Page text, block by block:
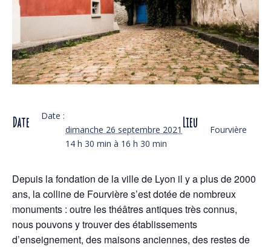
Date
Date :
dimanche 26 septembre 2021
14 h 30 min à 16 h 30 min
Lieu Fourvière
Depuis la fondation de la ville de Lyon il y a plus de 2000
ans, la colline de Fourvière s’est dotée de nombreux
monuments : outre les théâtres antiques très connus,
nous pouvons y trouver des établissements
d’enseignement, des maisons anciennes, des restes de